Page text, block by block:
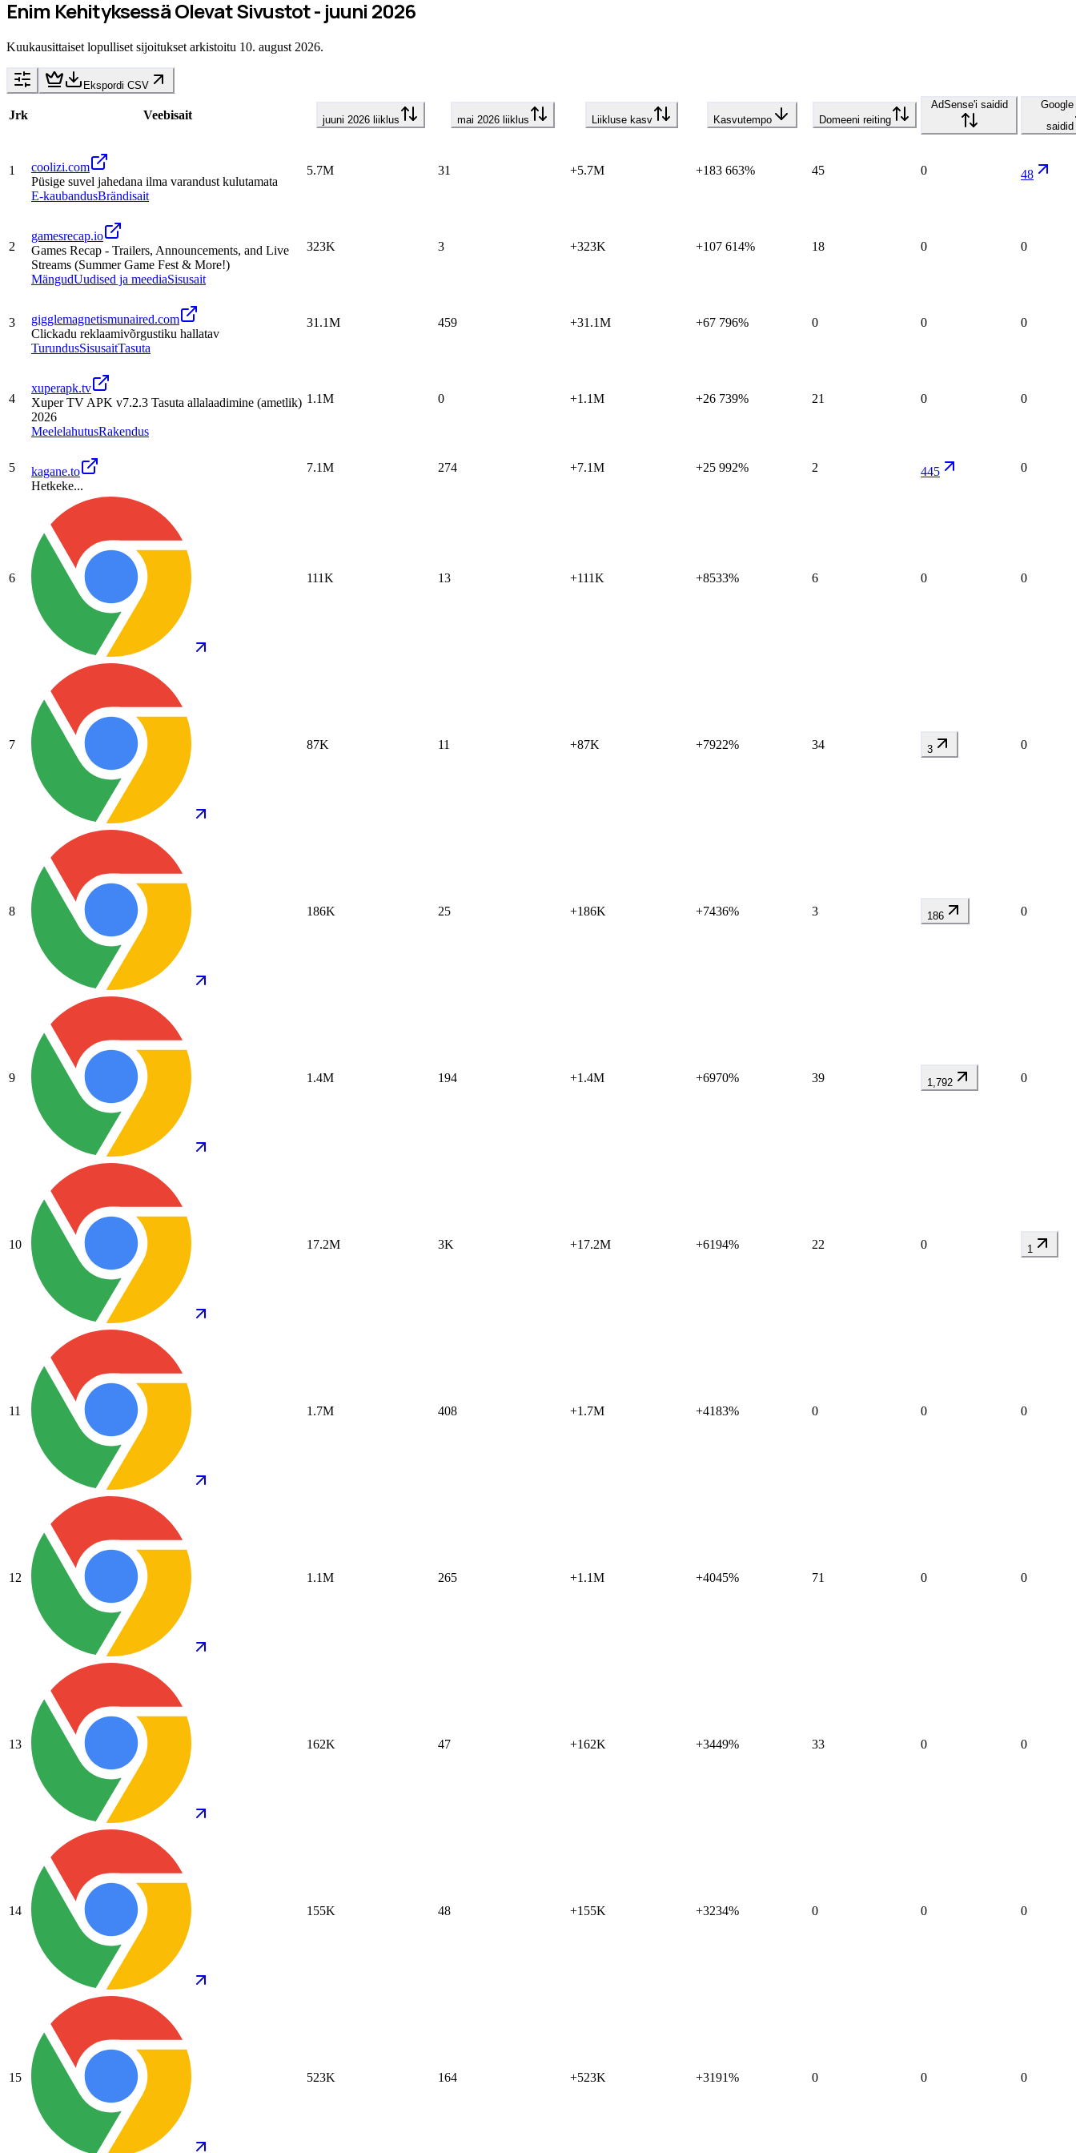
Enim Kehityksessä Olevat Sivustot - juuni 2026
Kuukausittaiset lopulliset sijoitukset arkistoitu 10. august 2026.
Ekspordi CSV
Jrk Veebisait juuni 2026 liiklus mai 2026 liiklus Liikluse kasv Kasvutempo Domeeni reiting
AdSense'i saidid
saidid
1
coolizi.com
Püsige suvel jahedana ilma varandust kulutamata
E-kaubandusBrändisait
5.7M 31 +5.7M +183 663% 45 0 48
2
gamesrecap.io
Games Recap - Trailers, Announcements, and Live
Streams (Summer Game Fest & More!)
MängudUudised ja meediaSisusait
323K 3 +323K +107 614% 18 0 0
3
gigglemagnetismunaired.com
Clickadu reklaamivõrgustiku hallatav
TurundusSisusaitTasuta
31.1M 459 +31.1M +67 796% 0 0 0
4
xuperapk.tv
Xuper TV APK v7.2.3 Tasuta allalaadimine (ametlik)
2026
MeelelahutusRakendus
1.1M 0 +1.1M +26 739% 21 0 0
5
kagane.to
Hetkeke...
7.1M 274 +7.1M +25 992% 2 445 0
6 111K 13 +111K +8533% 6 0 0
7 87K 11 +87K +7922% 34 3 0
8 186K 25 +186K +7436% 3 186 0
9 1.4M 194 +1.4M +6970% 39 1,792 0
10 17.2M 3K +17.2M +6194% 22 0 1
11 1.7M 408 +1.7M +4183% 0 0 0
12 1.1M 265 +1.1M +4045% 71 0 0
13 162K 47 +162K +3449% 33 0 0
14 155K 48 +155K +3234% 0 0 0
15 523K 164 +523K +3191% 0 0 0